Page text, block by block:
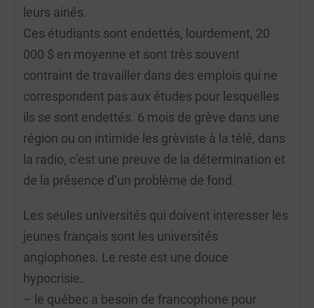
leurs ainés.
Ces étudiants sont endettés, lourdement, 20
000 $ en moyenne et sont très souvent
contraint de travailler dans des emplois qui ne
correspondent pas aux études pour lesquelles
ils se sont endettés. 6 mois de grève dans une
région ou on intimide les grèviste à la télé, dans
la radio, c’est une preuve de la détermination et
de la présence d’un problème de fond.
Les seules universités qui doivent interesser les
jeunes français sont les universités
anglophones. Le reste est une douce
hypocrisie.
– le québec a besoin de francophone pour